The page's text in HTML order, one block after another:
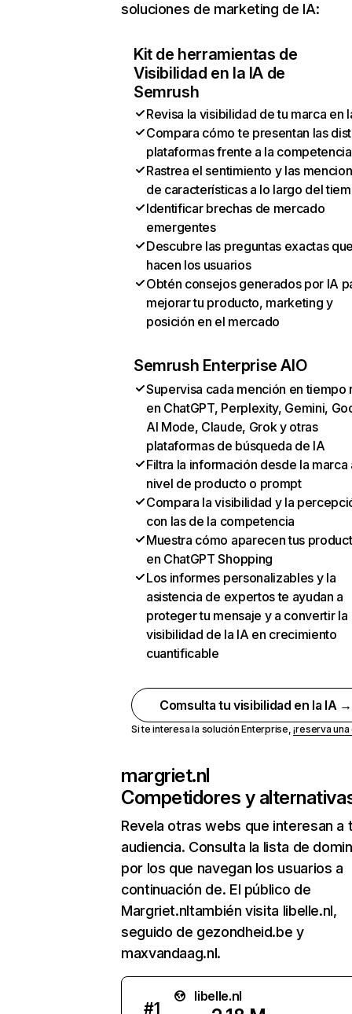
soluciones de marketing de IA:
Kit de herramientas de
Visibilidad en la IA de
Semrush
Revisa la visibilidad de tu marca en
Compara cómo te presentan las
plataformas frente a la competencia
Rastrea el sentimiento y las
de características a lo largo del
Identificar brechas de mercado
emergentes
Descubre las preguntas exactas
hacen los usuarios
Obtén consejos generados por IA
mejorar tu producto, marketing y
posición en el mercado
Semrush Enterprise AIO
Supervisa cada mención en tiempo
en ChatGPT, Perplexity, Gemini,
AI Mode, Claude, Grok y otras
plataformas de búsqueda de IA
Filtra la información desde la marca
nivel de producto o prompt
Compara la visibilidad y la
con las de la competencia
Muestra cómo aparecen tus
en ChatGPT Shopping
Los informes personalizables y la
asistencia de expertos te ayudan a
proteger tu mensaje y a convertir la
visibilidad de la IA en crecimiento
cuantificable
Comsulta tu visibilidad en la IA →
Si te interesa la solución Enterprise,¡reserva
margriet.nl
Competidores y
Revela otras webs que interesan a
audiencia. Consulta la lista de
por los que navegan los usuarios a
continuación de. El público de
Margriet.nltambién visita libelle.nl,
seguido de gezondheid.be y
maxvandaag.nl.
#1
libelle.nl